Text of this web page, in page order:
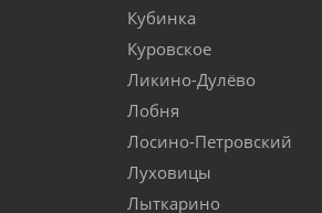
Кубинка
Куровское
Ликино-Дулёво
Лобня
Лосино-Петровский
Луховицы
Лыткарино